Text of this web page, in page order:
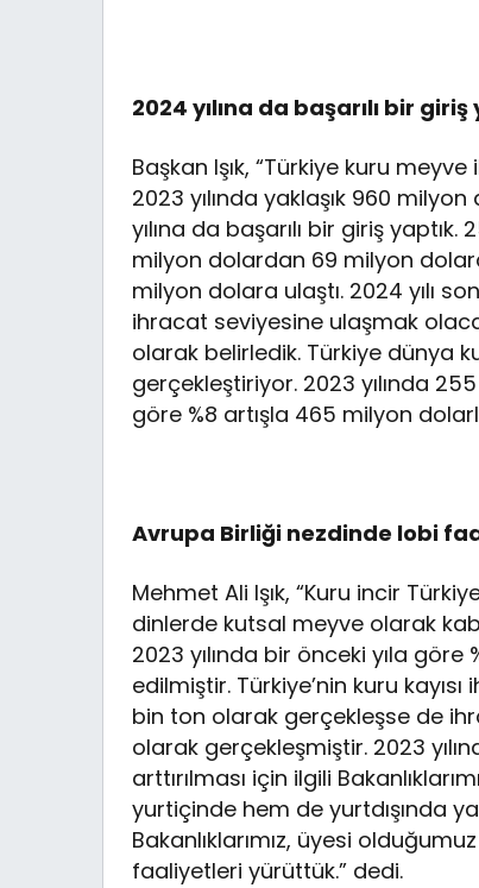
2024 yılına da başarılı bir giriş
Başkan Işık, “Türkiye kuru meyve
2023 yılında yaklaşık 960
yılına da başarılı bir giriş
milyon dolardan 69 milyon
milyon dolara ulaştı. 2024 yılı
ihracat seviyesine ulaşmak
olarak belirledik. Türkiye dünya
gerçekleştiriyor. 2023 yılında
göre %8 artışla 465 milyon
Avrupa Birliği nezdinde lobi
Mehmet Ali Işık, “Kuru incir
dinlerde kutsal meyve olarak
2023 yılında bir önceki yıla göre
edilmiştir. Türkiye’nin kuru
bin ton olarak gerçekleşse de
olarak gerçekleşmiştir. 2023
arttırılması için ilgili
yurtiçinde hem de yurtdışında
Bakanlıklarımız, üyesi
faaliyetleri yürüttük.” dedi.